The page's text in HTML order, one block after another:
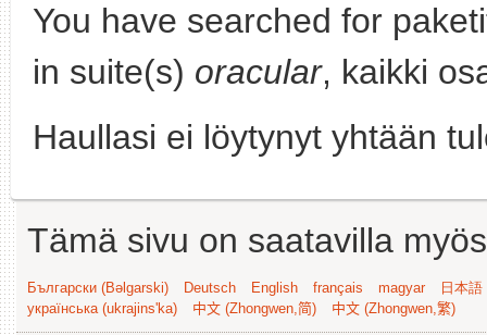
You have searched for
in suite(s) oracular, kaikki
Haullasi ei löytynyt yhtään
Tämä sivu on saatavilla
Български (Bəlgarski) Deutsch English français magyar
日本
українська (ukrajins'ka)
中文 (Zhongwen,简) 中文 (Zhongwen,繁)